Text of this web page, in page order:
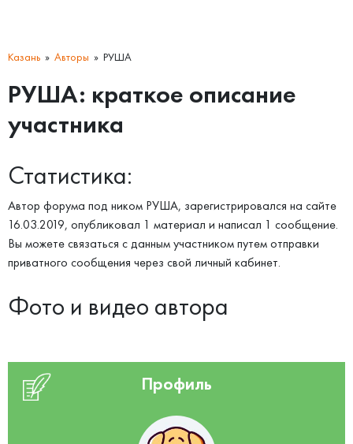
Казань Авторы РУША
РУША: краткое описание
участника
Статистика:
Автор форума под ником РУША, зарегистрировался на сайте
16.03.2019, опубликовал 1 материал и написал 1 сообщение.
Вы можете связаться с данным участником путем отправки
приватного сообщения через свой личный кабинет.
Фото и видео автора
Профиль